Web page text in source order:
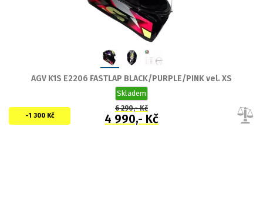
AGV K1S E2206 FASTLAP BLACK/PURPLE/PINK vel. XS
Skladem
-1 300 Kč
6 290,- Kč
4 990,- Kč